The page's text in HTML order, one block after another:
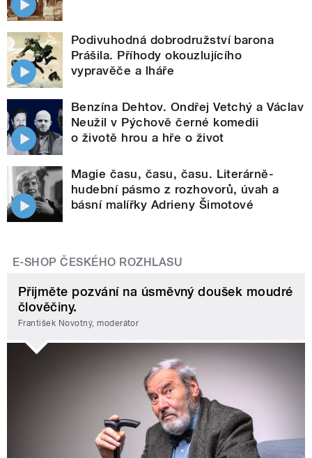
Podivuhodná dobrodružství barona
Prášila. Příhody okouzlujícího
vypravěče a lháře
Benzína Dehtov. Ondřej Vetchý a Václav
Neužil v Pýchově černé komedii
o životě hrou a hře o život
Magie času, času, času. Literárně-
hudební pásmo z rozhovorů, úvah a
básní malířky Adrieny Šimotové
E-SHOP ČESKÉHO ROZHLASU
Přijměte pozvání na úsměvný doušek moudré
člověčiny.
František Novotný, moderátor